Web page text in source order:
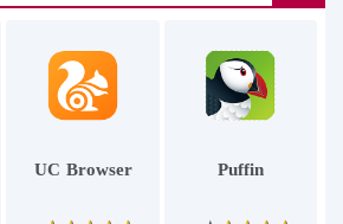
Puffin
UC Browser